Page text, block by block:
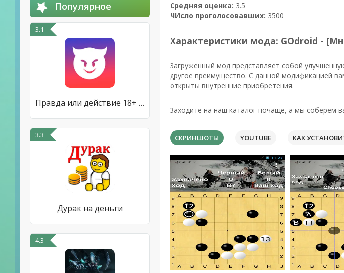
Популярное
3.1
Правда или действие 18+ & 21+
3.3
Дурак на деньги
4.3
Средняя оценка: 3.5
ЧИсло проголосовавших: 3500
Характеристики мода: GOdroid -
Загруженный мод представляет собой
другое преимущество. С данной модификацией
открыты внутренние приобретения.
Заходите на наш каталог почаще, а мы соберём
СКРИНШОТЫ YOUTUBE КАК